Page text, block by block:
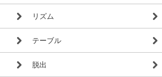
リズム
テーブル
脱出